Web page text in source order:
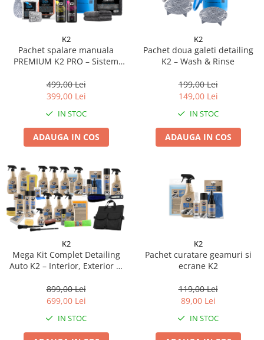
Suporti si placi prindere
K2
Pachet spalare manuala
PREMIUM K2 PRO – Sistem
499,00 Lei
399,00 Lei
IN STOC
ADAUGA IN COS
K2
Pachet doua galeti detailing
K2 – Wash & Rinse
199,00 Lei
149,00 Lei
IN STOC
ADAUGA IN COS
K2
Mega Kit Complet Detailing
Auto K2 – Interior, Exterior si
899,00 Lei
699,00 Lei
IN STOC
K2
Pachet curatare geamuri si
ecrane K2
119,00 Lei
89,00 Lei
IN STOC